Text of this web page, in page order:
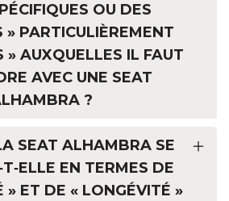
OU DES
» PARTICULIÈREMENT
» AUXQUELLES IL FAUT
AVEC UNE SEAT
?
SEAT ALHAMBRA SE
EN TERMES DE
» ET DE « LONGÉVITÉ »